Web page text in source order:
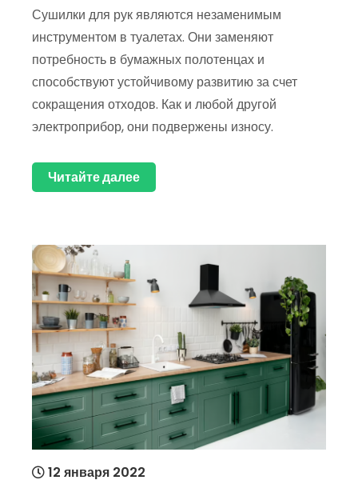
Сушилки для рук являются незаменимым
инструментом в туалетах. Они заменяют
потребность в бумажных полотенцах и
способствуют устойчивому развитию за счет
сокращения отходов. Как и любой другой
электроприбор, они подвержены износу.
Читайте далее
12 января 2022